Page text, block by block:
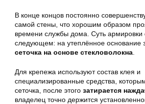
В конце концов постоянно
самой стены, что хорошим образом
времени службы дома. Суть армировки
следующем: на утеплённое основание
сеточка на основе стекловолокна
Для крепежа используют состав клея и
специализированные средства,
сеточка, после этого затирается
владелец точно держится